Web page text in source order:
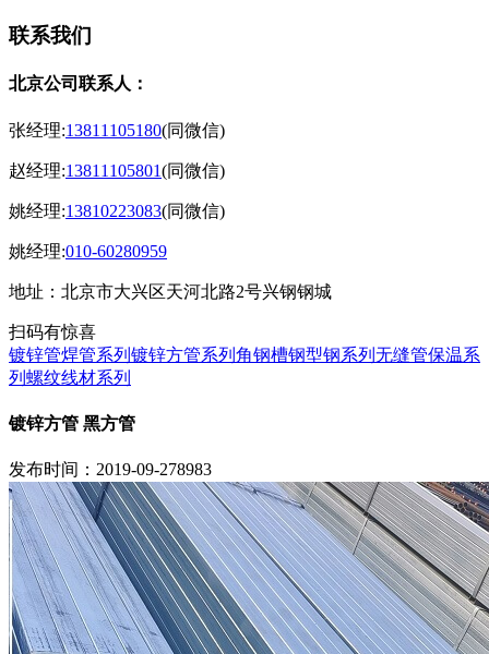
联系我们
北京公司联系人：
张经理:13811105180(同微信)
赵经理:13811105801(同微信)
姚经理:13810223083(同微信)
姚经理:010-60280959
地址：北京市大兴区天河北路2号兴钢钢城
扫码有惊喜
镀锌管焊管系列 镀锌方管系列 角钢槽钢型钢系列 无缝管保温系
列 螺纹线材系列
镀锌方管 黑方管
发布时间：2019-09-278983